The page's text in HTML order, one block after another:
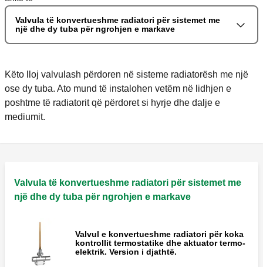
Valvula të konvertueshme radiatori për sistemet me
një dhe dy tuba për ngrohjen e markave
Këto lloj valvulash përdoren në sisteme radiatorësh me një
ose dy tuba. Ato mund të instalohen vetëm në lidhjen e
poshtme të radiatorit që përdoret si hyrje dhe dalje e
mediumit.
Valvula të konvertueshme radiatori për sistemet me
një dhe dy tuba për ngrohjen e markave
Valvul e konvertueshme radiatori për koka
kontrollit termostatike dhe aktuator termo-
elektrik. Version i djathtë.